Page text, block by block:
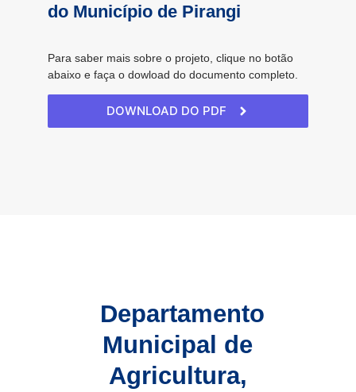
do Município de Pirangi
Para saber mais sobre o projeto, clique no botão
abaixo e faça o dowload do documento completo.
DOWNLOAD DO PDF
Departamento
Municipal de
Agricultura,